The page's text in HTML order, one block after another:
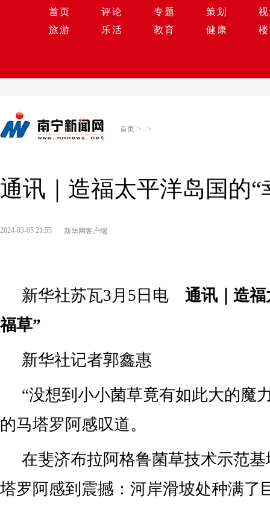
首页 评论 专题 策划
旅游
乐活 教育 健康
首页 > >
通讯｜造福太平洋岛国的“
2024-03-05 21:55 新华网客户端
新华社苏瓦3月5日电 通讯｜造
福草”
新华社记者郭鑫惠
“没想到小小菌草竟有如此大的魔
的马塔罗阿感叹道。
在斐济布拉阿格鲁菌草技术示范
塔罗阿感到震撼：河岸滑坡处种满了